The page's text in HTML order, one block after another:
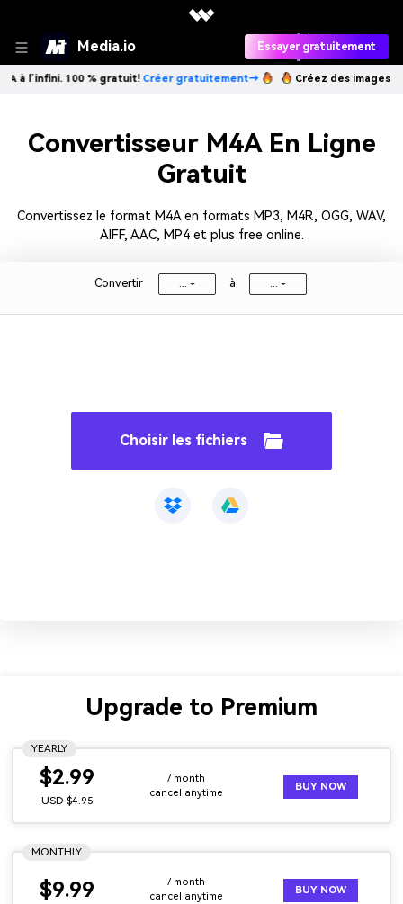
Media.io Essayer gratuitement
l’infini. 100 % gratuit!Créer gratuitement→ Créez des images IA à
Convertisseur M4A En Ligne
Gratuit
Convertissez le format M4A en formats MP3, M4R, OGG, WAV,
AIFF, AAC, MP4 et plus free online.
Convertir à
Choisir les fichiers
Upgrade to Premium
YEARLY
$2.99
USD $4.95
/ month
cancel anytime
BUY NOW
MONTHLY
$9.99
/ month
cancel anytime
BUY NOW